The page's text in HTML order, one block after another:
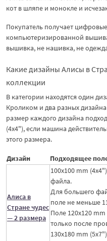
кот в шляпе и монокле и
Покупатель получает
компьютеризированной
вышивка, не нашивка, не
Какие дизайны Алисы в
коллекции
В категории находятся один
Кроликом и два разных
размер каждого дизайна
(4x4"), если машина
этого размера.
Дизайн Подходящее
Алиса в
Стране чудес
— 2 размера
100x100 mm
файла.
Для большего
поле не меньше
Поле 120x120
только после
130x180 mm